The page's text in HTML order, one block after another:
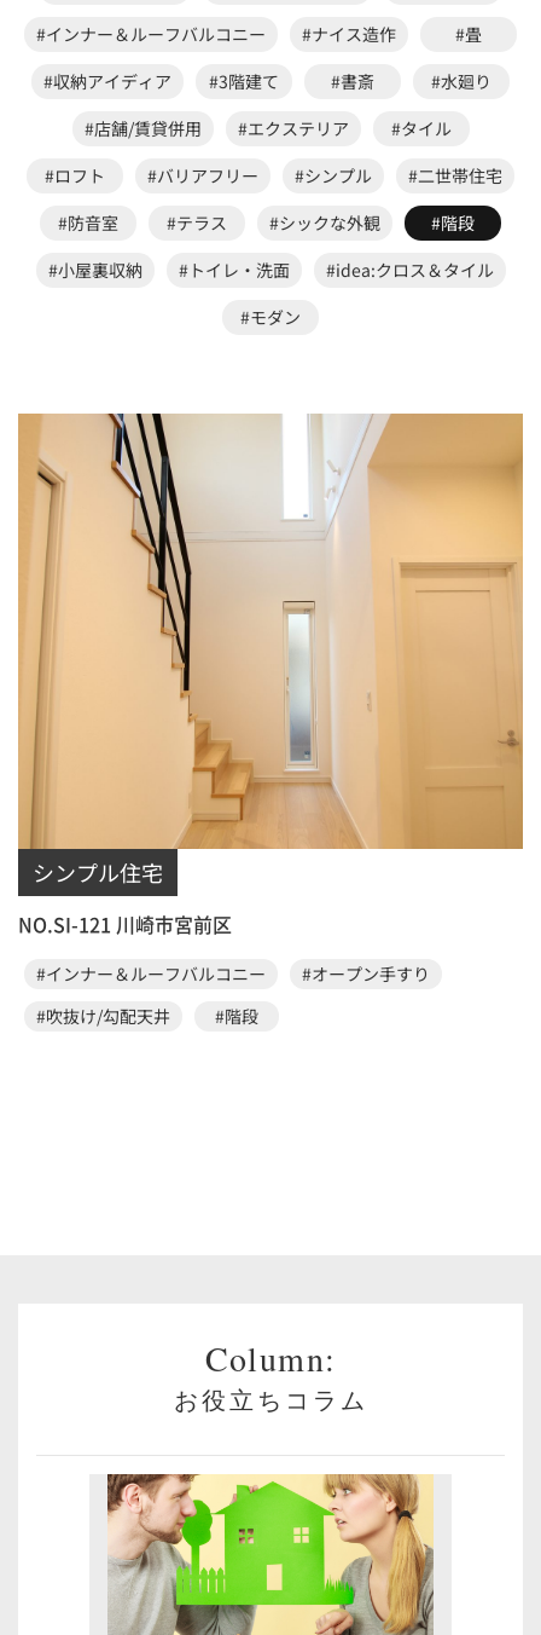
#インナー＆ルーフバルコニー
#ナイス造作
#畳
#収納アイディア
#3階建て #書斎
#水廻り
#店舗/賃貸併用
#エクステリア
#タイル
#ロフト
#バリアフリー #シンプル
#二世帯住宅
#防音室
#テラス #シックな外観
#階段
#小屋裏収納
#トイレ・洗面
#idea:クロス＆タイル
#モダン
シンプル住宅
NO.SI-121 川崎市宮前区
#インナー＆ルーフバルコニー
#オープン手すり
#吹抜け/勾配天井
#階段
Column:
お役立ちコラム